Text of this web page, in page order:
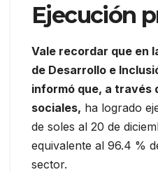
Ejecución
Vale recordar que en
de Desarrollo e
informó que, a través
sociales, ha logrado
de soles al 20 de
equivalente al 96.4 %
sector.